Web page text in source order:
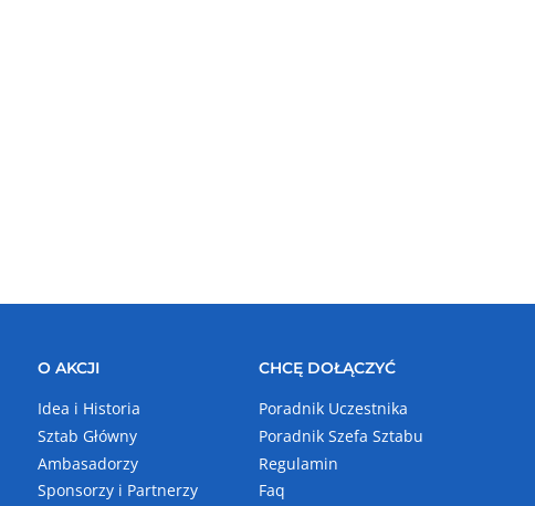
O AKCJI
Idea i Historia
Sztab Główny
Ambasadorzy
Sponsorzy i Partnerzy
CHCĘ DOŁĄCZYĆ
Poradnik Uczestnika
Poradnik Szefa Sztabu
Regulamin
Faq